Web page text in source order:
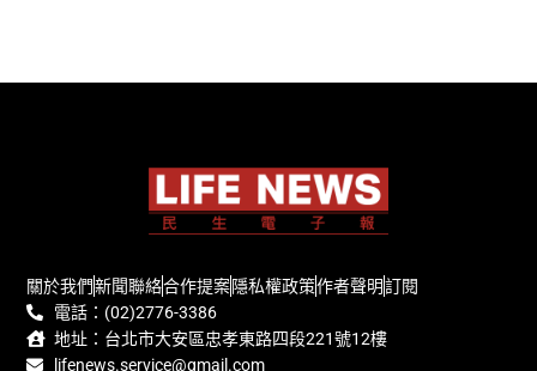
關於我們新聞聯絡合作提案隱私權政策作者聲明訂閱
電話：(02)2776-3386
地址：台北市大安區忠孝東路四段221號12樓
lifenews.service@gmail.com